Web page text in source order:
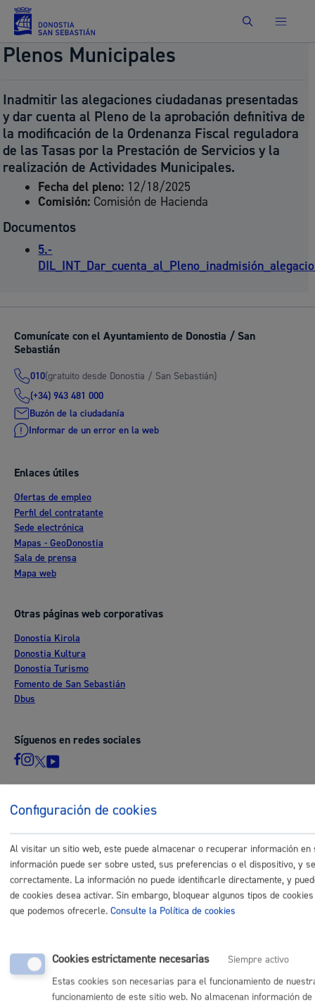
Buscar
Plenos Municipales
Inadmitir las alegaciones ciudadanas presentadas
y dar cuenta al Pleno de la aprobación definitiva de
la modificación de la Ordenanza Fiscal reguladora
de las Tasas por la Prestación de Servicios y la
realización de Actividades Municipales.
Fecha del pleno: 12/18/2025
Comisión: Comisión de Hacienda
Documentos
5.-
Comunícate con el Ayuntamiento de Donostia / San
Sebastián
010(gratuito desde Donostia / San Sebastián)
(+34) 943 481 000
Buzón de la ciudadanía
Informar de un error en la web
Enlaces útiles
Ofertas de empleo
Perfil del contratante
Sede electrónica
Mapas - GeoDonostia
Sala de prensa
Mapa web
Otras páginas web corporativas
Donostia Kirola
Donostia Kultura
Donostia Turismo
Fomento de San Sebastián
Dbus
Síguenos en redes sociales
Ijentea 1, 20003 Donostia / San Sebastián
Aviso legal
Política de privacidad
Política de cookies
Declaración de accesibilidad
Configuración de cookies
Al visitar un sitio web, este puede almacenar o recuperar información
información puede ser sobre usted, sus preferencias o el dispositivo, y
correctamente. La información no puede identificarle directamente, y
de cookies desea activar. Sin embargo, bloquear algunos tipos de
que podemos ofrecerle. Consulte la Política de cookies
Cookies estrictamente necesarias
Siempre activo
Estas cookies son necesarias para el funcionamiento de
funcionamiento de este sitio web. No almacenan información